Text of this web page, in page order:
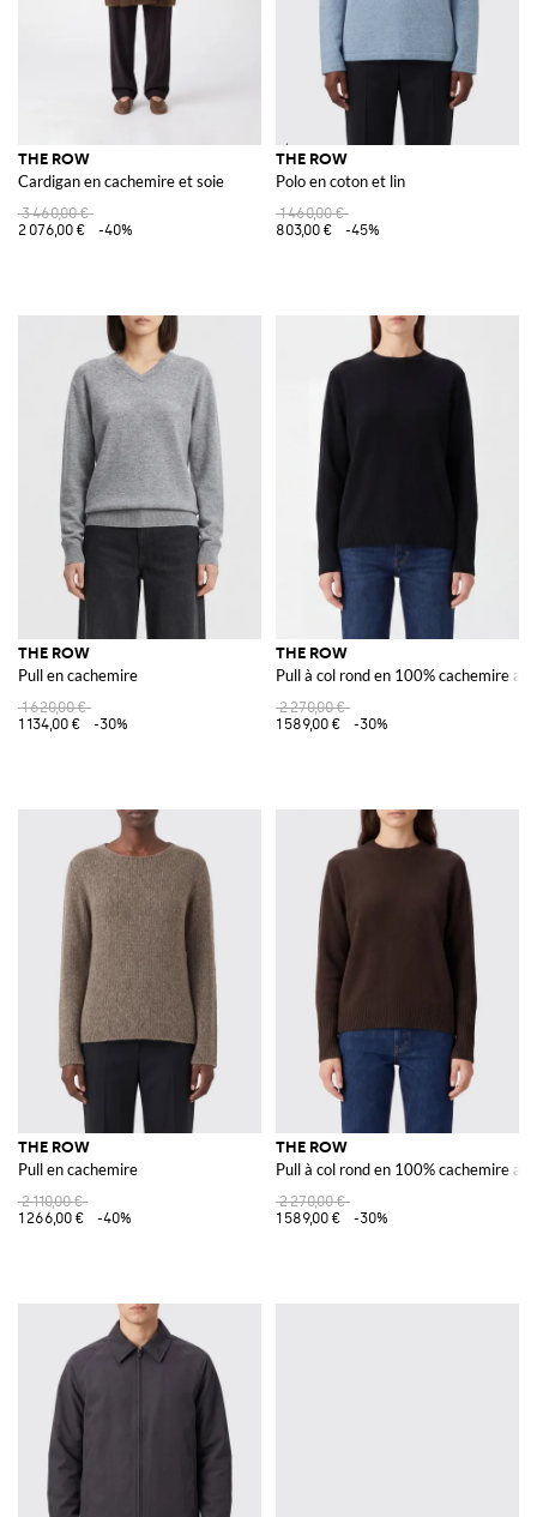
THE ROW
Cardigan en cachemire et soie
3 460,00 €
2 076,00 €
-40%
THE ROW
Polo en coton et lin
1 460,00 €
803,00 €
-45%
THE ROW
Pull en cachemire
1 620,00 €
1 134,00 €
-30%
THE ROW
Pull à col rond en 100% cachemire
2 270,00 €
1 589,00 €
-30%
THE ROW
Pull en cachemire
2 110,00 €
1 266,00 €
-40%
THE ROW
Pull à col rond en 100% cachemire
2 270,00 €
1 589,00 €
-30%